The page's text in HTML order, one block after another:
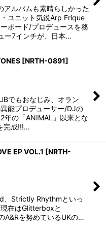
アルバムも素晴らしかった
ユニット気鋭Arp Frique
ボード/プロデュースを務
ー7インチが、日本…
[NRTH-0891]
でもおなじみ、オラン
能プロデューサー/DJの
年の「ANIMAL」以来とな
完成!!!…
EP VOL.1 [NRTH-
、Strictly Rhythmといっ
在はGlitterboxと
A&Rを努めているUKの…